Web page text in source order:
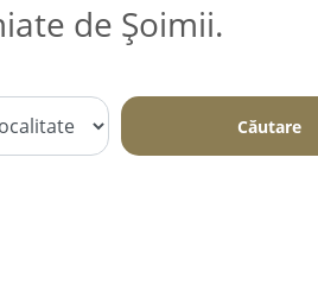
de Șoimii.
Căutare